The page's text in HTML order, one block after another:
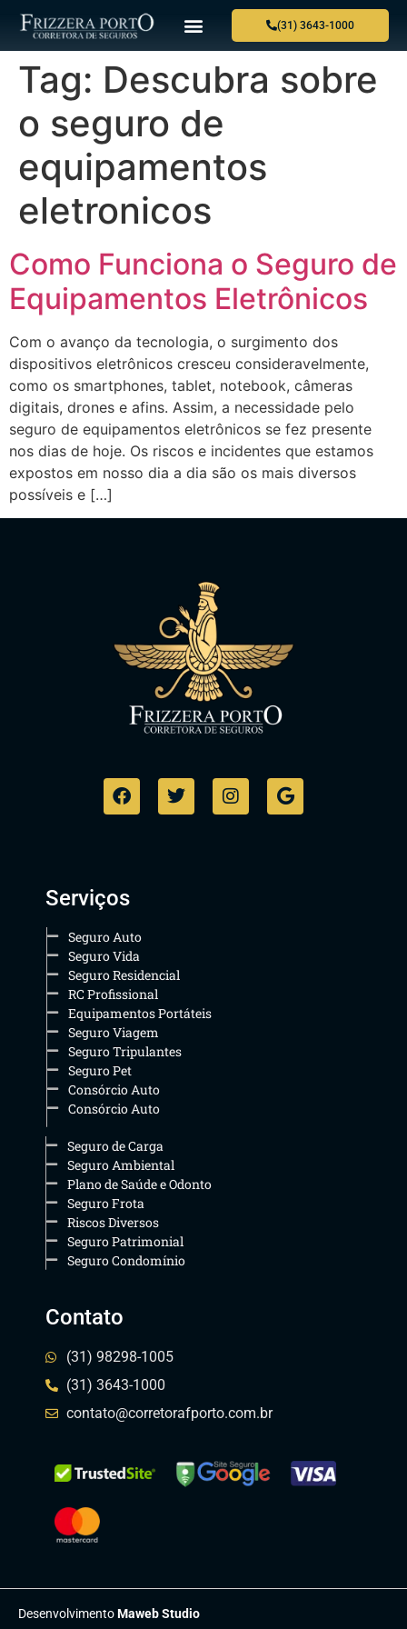
(31) 3643-1000
Tag: Descubra sobre
o seguro de
equipamentos
eletronicos
Como Funciona o Seguro de
Equipamentos Eletrônicos
Com o avanço da tecnologia, o surgimento dos
dispositivos eletrônicos cresceu consideravelmente,
como os smartphones, tablet, notebook, câmeras
digitais, drones e afins. Assim, a necessidade pelo
seguro de equipamentos eletrônicos se fez presente
nos dias de hoje. Os riscos e incidentes que estamos
expostos em nosso dia a dia são os mais diversos
possíveis e […]
Serviços
Seguro Auto
Seguro Vida
Seguro Residencial
RC Profissional
Equipamentos Portáteis
Seguro Viagem
Seguro Tripulantes
Seguro Pet
Consórcio Auto
Consórcio Auto
Seguro de Carga
Seguro Ambiental
Plano de Saúde e Odonto
Seguro Frota
Riscos Diversos
Seguro Patrimonial
Seguro Condomínio
Contato
(31) 98298-1005
(31) 3643-1000
contato@corretorafporto.com.br
DesenvolvimentoMaweb Studio